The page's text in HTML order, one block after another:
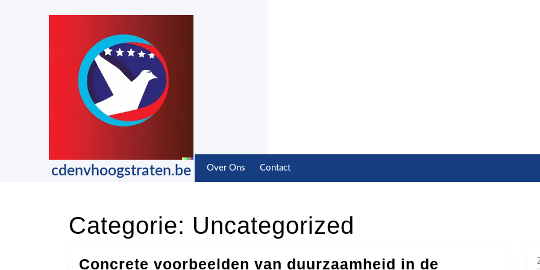
cdenvhoogstraten.be Over Ons Contact
Categorie: Uncategorized
Concrete voorbeelden van duurzaamheid in de